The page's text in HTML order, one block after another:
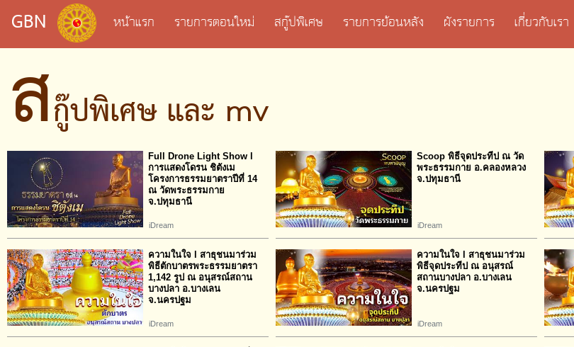
GBN หน้าแรก รายการตอนใหม่ สกู๊ปพิเศษ รายการย้อนหลัง ผังรายการ เกี่ยวกับเรา
สกู๊ปพิเศษ และ mv
Full Drone Light Show l
การแสดงโดรน ชิตังเม
โครงการธรรมยาตราปีที่ 14
ณ วัดพระธรรมกาย
จ.ปทุมธานี
iDream
Scoop พิธีจุดประทีป ณ วัด
พระธรรมกาย อ.คลองหลวง
จ.ปทุมธานี
iDream
ความในใจ l สาธุชนมาร่วม
พิธีตักบาตรพระธรรมยาตรา
1,142 รูป ณ อนุสรณ์สถาน
บางปลา อ.บางเลน
จ.นครปฐม
iDream
ความในใจ l สาธุชนมาร่วม
พิธีจุดประทีป ณ อนุสรณ์
สถานบางปลา อ.บางเลน
จ.นครปฐม
iDream